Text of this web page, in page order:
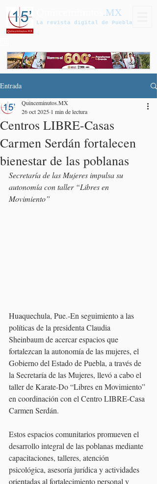
.MX
La revista digital de Puebla
Entrada
Centros LIBRE-Casas
Carmen Serdán fortalecen
bienestar de las poblanas
Quinceminutos.MX
26 oct 2025 1 min de lectura
Secretaría de las Mujeres impulsa su
autonomía con taller “Libres en
Movimiento”
Huaquechula, Pue.-En seguimiento a las
políticas de la presidenta Claudia
Sheinbaum de acercar espacios que
fortalezcan la autonomía de las mujeres, el
Gobierno del Estado de Puebla, a través de
la Secretaría de las Mujeres, llevó a cabo el
taller de Karate-Do “Libres en Movimiento”
en coordinación con el Centro LIBRE-Casa
Carmen Serdán.
Estos espacios comunitarios promueven el
desarrollo integral de las poblanas mediante
capacitaciones, talleres, atención
psicológica, asesoría jurídica y actividades
orientadas al fortalecimiento personal y